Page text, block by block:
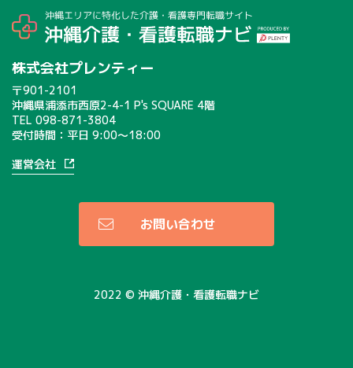
の閲覧を行っていただくため
有料サービスにおいて、ユーザーに利用料金を請求するため
第4条（利用目的の変更）
当事務所は、利用目的が変更前と関連性を有すると合理的に認
められる場合に限り、個人情報の利用目的を変更するものとし
利用目的の変更を行った場合には、変更後の目的について、当
第5条（個人情報の第三者提供）
同意を得ることなく、第三者に個人情報を提供することはあり
株式会社プレンティー
〒901-2101
沖縄県浦添市西原2-4-1 P's SQUARE 4階
TEL 098-871-3804
受付時間：平日 9:00〜18:00
運営会社
お問い合わせ
2022 © 沖縄介護・看護転職ナビ